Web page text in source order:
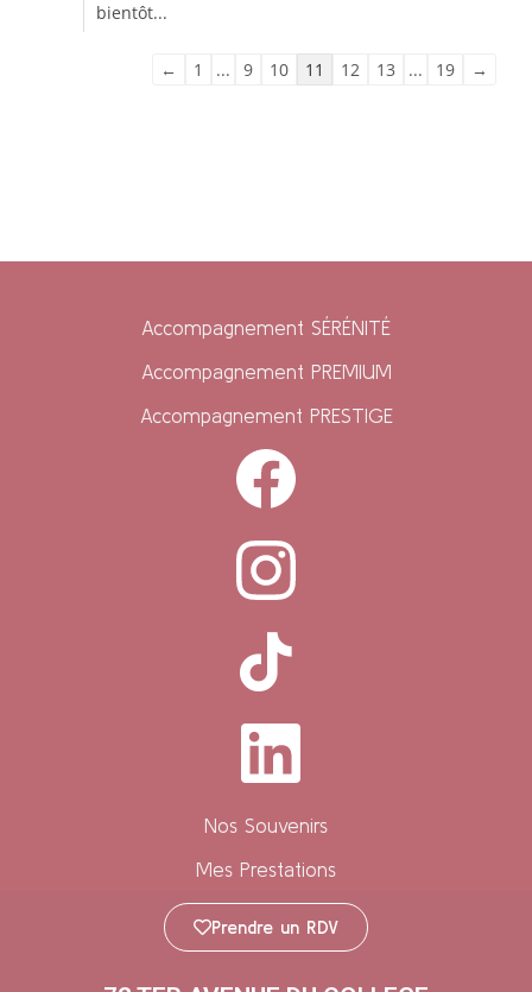
bientôt...
← 1 ... 9 10 11 12 13 ... 19 →
Accompagnement SÉRÉNITÉ
Accompagnement PREMIUM
Accompagnement PRESTIGE
Nos Souvenirs
Mes Prestations
Prendre un RDV